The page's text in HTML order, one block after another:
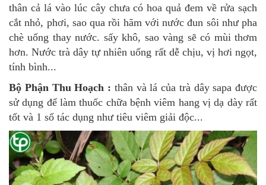
thân cả lá vào lúc cây chưa có hoa quả đem về rửa sạch
cắt nhỏ, phơi, sao qua rồi hãm với nước đun sôi như pha
chè uống thay nước. sấy khô, sao vàng sẽ có mùi thơm
hơn. Nước trà dây tự nhiên uống rất dễ chịu, vị hơi ngọt,
tính bình...
Bộ Phận Thu Hoạch : thân và lá của trà dây sapa được
sử dụng để làm thuốc chữa bệnh viêm hang vị dạ dày rất
tốt và 1 số tác dụng như tiêu viêm giải độc...